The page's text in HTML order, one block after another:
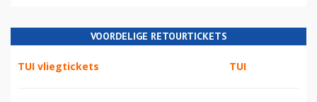
VOORDELIGE RETOURTICKETS
TUI vliegtickets TUI